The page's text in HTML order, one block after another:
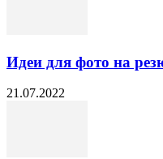
Идеи для фото на
21.07.2022